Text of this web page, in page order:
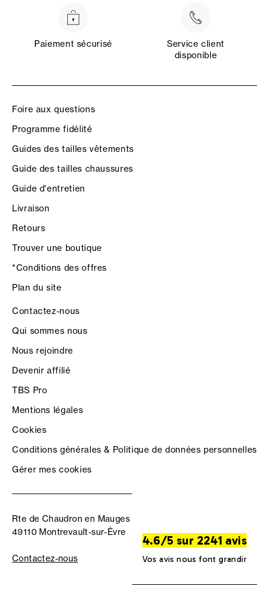
Paiement sécurisé
Service client
disponible
Foire aux questions
Programme fidélité
Guides des tailles vêtements
Guide des tailles chaussures
Guide d'entretien
Livraison
Retours
Trouver une boutique
*Conditions des offres
Plan du site
Contactez-nous
Qui sommes nous
Nous rejoindre
Devenir affilié
TBS Pro
Mentions légales
Cookies
Conditions générales & Politique de données personnelles
Gérer mes cookies
Rte de Chaudron en Mauges
49110 Montrevault-sur-Èvre
Contactez-nous
4.6/5 sur 2241 avis
Vos avis nous font grandir